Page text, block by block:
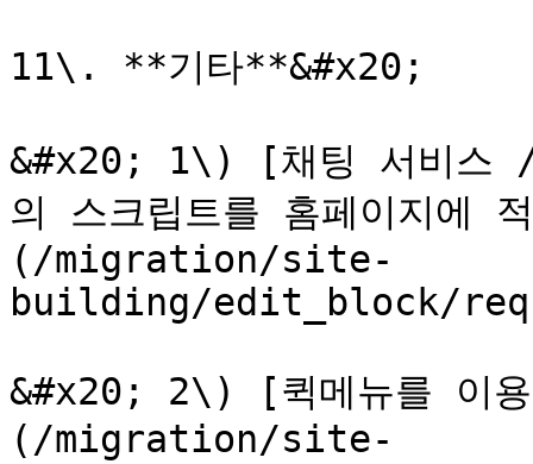
11\. **기타**&#x20;
&#x20; 1\) [채팅 서비스
의 스크립트를 홈페이지에
(/migration/site-
building/edit_block/
&#x20; 2\) [퀵메뉴를 이
(/migration/site-